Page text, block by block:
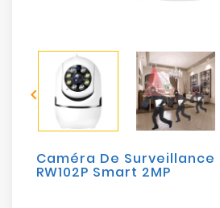
Sécurité
Mobilités
Loisirs

Caméra De Surveillance
RW102P Smart 2MP